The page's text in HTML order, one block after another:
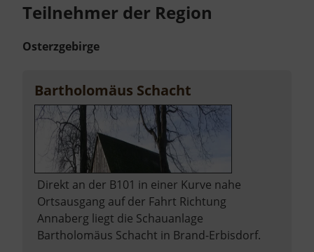
Teilnehmer der Region
Osterzgebirge
Bartholomäus Schacht
Direkt an der B101 in einer Kurve nahe
Ortsausgang auf der Fahrt Richtung
Annaberg liegt die Schauanlage
Bartholomäus Schacht in Brand-Erbisdorf.